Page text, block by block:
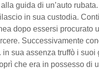
guida di un’auto
in sua custodia.
dopo essersi procurato
Successivamente
in sua assenza truffò i
che era in possesso di